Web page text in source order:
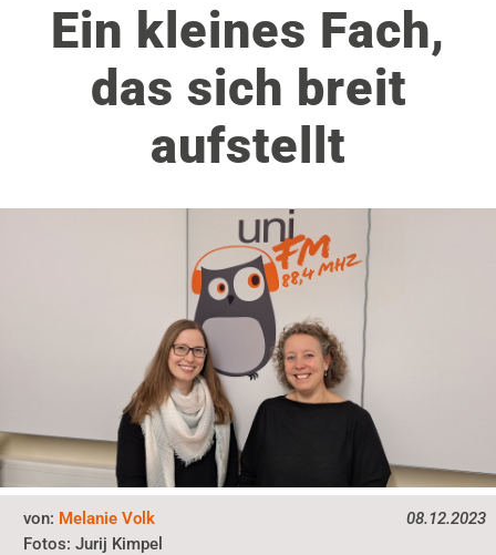
Ein kleines Fach,
das sich breit
aufstellt
08.12.2023
von: Melanie Volk
Fotos:Jurij Kimpel